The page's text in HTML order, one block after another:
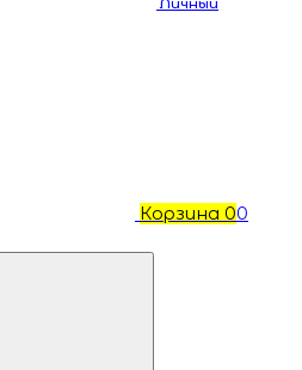
Корзина 00